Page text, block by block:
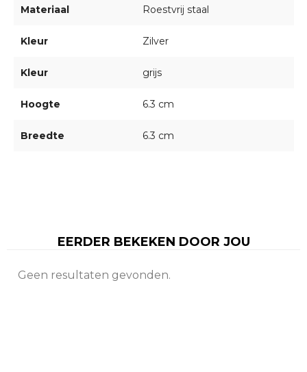
Materiaal Roestvrij staal
Kleur Zilver
Kleur grijs
Hoogte 6.3 cm
Breedte 6.3 cm
EERDER BEKEKEN DOOR JOU
Geen resultaten gevonden.